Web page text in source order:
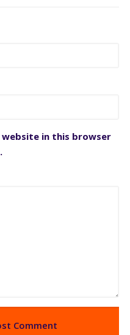
website in this browser